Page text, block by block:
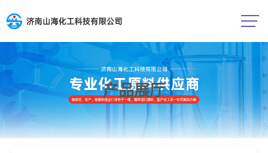
公司首页
产品展厅